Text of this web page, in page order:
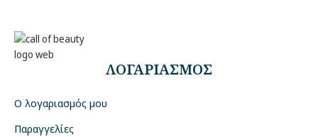
ΛΟΓΑΡΙΑΣΜΟΣ
Ο λογαριασμός μου
Παραγγελίες